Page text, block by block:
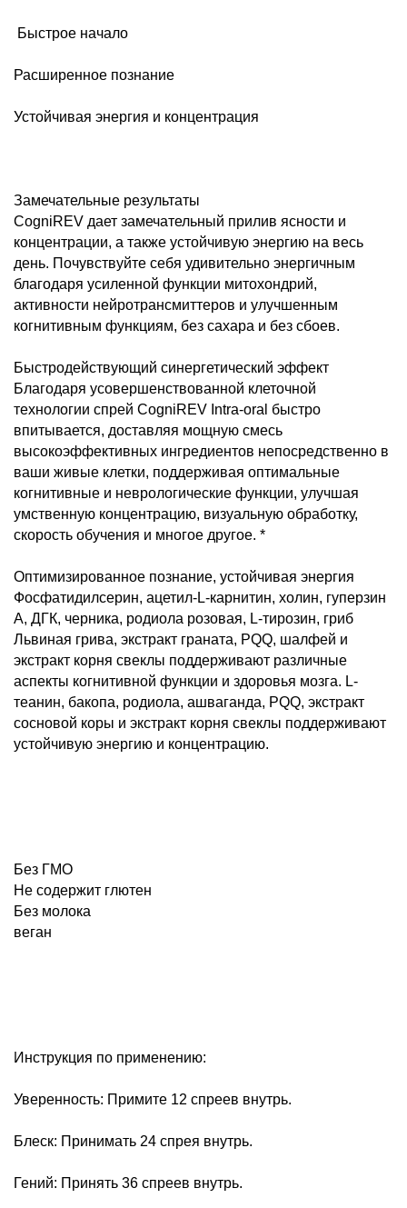
Быстрое начало
Расширенное познание
Устойчивая энергия и концентрация
Замечательные результаты
CogniREV дает замечательный прилив ясности и
концентрации, а также устойчивую энергию на весь
день. Почувствуйте себя удивительно энергичным
благодаря усиленной функции митохондрий,
активности нейротрансмиттеров и улучшенным
когнитивным функциям, без сахара и без сбоев.
Быстродействующий синергетический эффект
Благодаря усовершенствованной клеточной
технологии спрей CogniREV Intra-oral быстро
впитывается, доставляя мощную смесь
высокоэффективных ингредиентов непосредственно в
ваши живые клетки, поддерживая оптимальные
когнитивные и неврологические функции, улучшая
умственную концентрацию, визуальную обработку,
скорость обучения и многое другое. *
Оптимизированное познание, устойчивая энергия
Фосфатидилсерин, ацетил-L-карнитин, холин, гуперзин
А, ДГК, черника, родиола розовая, L-тирозин, гриб
Львиная грива, экстракт граната, PQQ, шалфей и
экстракт корня свеклы поддерживают различные
аспекты когнитивной функции и здоровья мозга. L-
теанин, бакопа, родиола, ашваганда, PQQ, экстракт
сосновой коры и экстракт корня свеклы поддерживают
устойчивую энергию и концентрацию.
Без ГМО
Не содержит глютен
Без молока
веган
Инструкция по применению:
Уверенность: Примите 12 спреев внутрь.
Блеск: Принимать 24 спрея внутрь.
Гений: Принять 36 спреев внутрь.